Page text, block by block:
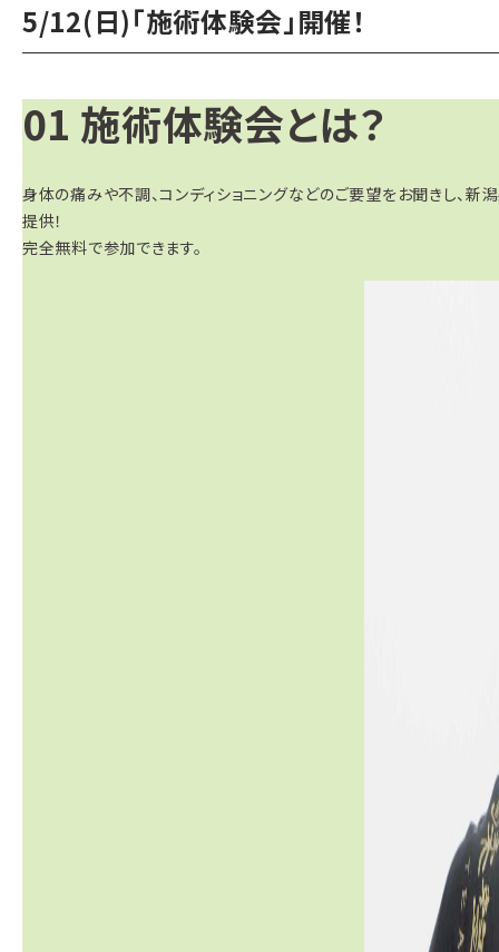
5/12(日)「施術体験会」開催！
01 施術体験会とは？
身体の痛みや不調、コンディショニングなどのご要望をお聞きし、
提供！
完全無料で参加できます。